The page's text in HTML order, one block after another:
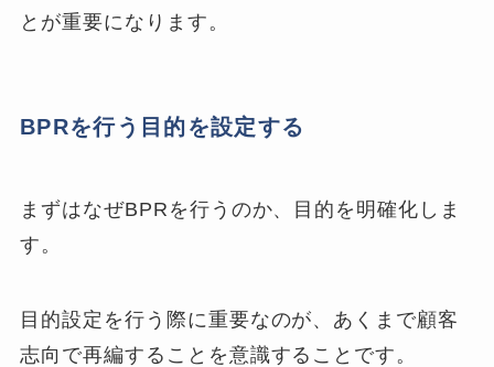
とが重要になります。
BPRを行う目的を設定する
まずはなぜBPRを行うのか、目的を明確化しま
す。
目的設定を行う際に重要なのが、あくまで顧客
志向で再編することを意識することです。